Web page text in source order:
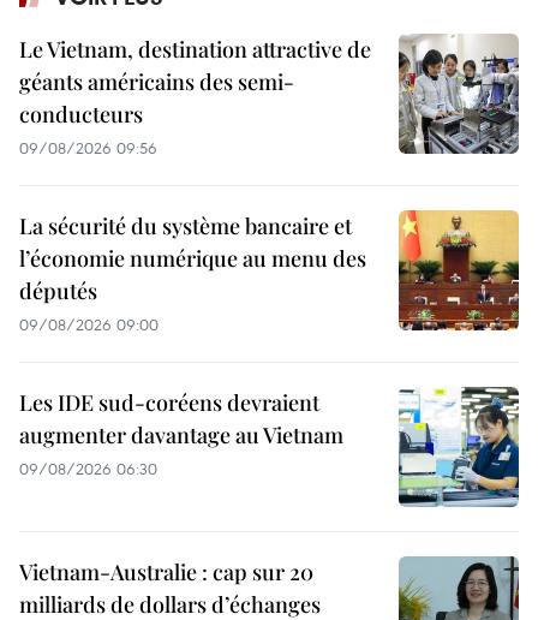
Le Vietnam, destination attractive de
géants américains des semi-
conducteurs
09/08/2026 09:56
La sécurité du système bancaire et
l’économie numérique au menu des
députés
09/08/2026 09:00
Les IDE sud-coréens devraient
augmenter davantage au Vietnam
09/08/2026 06:30
Vietnam-Australie : cap sur 20
milliards de dollars d’échanges